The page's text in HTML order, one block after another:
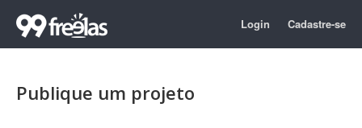
Login Cadastre-se
Publique um projeto